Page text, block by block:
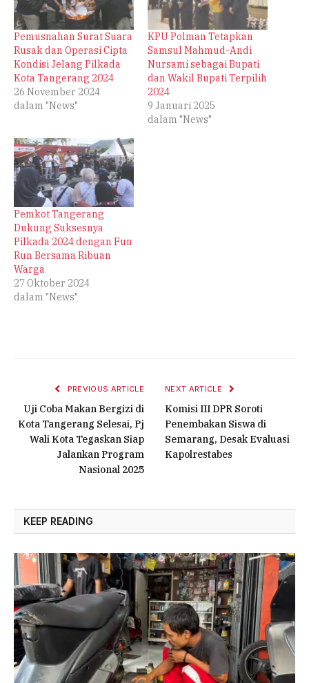
Pemusnahan Surat Suara
Rusak dan Operasi Cipta
Kondisi Jelang Pilkada
Kota Tangerang 2024
26 November 2024
dalam "News"
KPU Polman Tetapkan
Samsul Mahmud-Andi
Nursami sebagai Bupati
dan Wakil Bupati Terpilih
2024
9 Januari 2025
dalam "News"
Pemkot Tangerang
Dukung Suksesnya
Pilkada 2024 dengan Fun
Run Bersama Ribuan
Warga
27 Oktober 2024
dalam "News"
PREVIOUS ARTICLE
Uji Coba Makan Bergizi di
Kota Tangerang Selesai, Pj
Wali Kota Tegaskan Siap
Jalankan Program
Nasional 2025
NEXT ARTICLE
Komisi III DPR Soroti
Penembakan Siswa di
Semarang, Desak Evaluasi
Kapolrestabes
KEEP READING